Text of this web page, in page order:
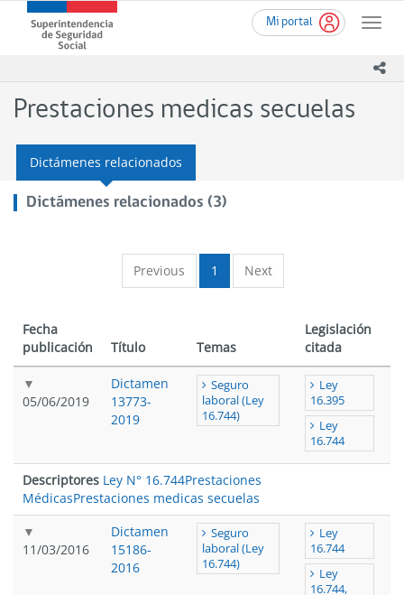
contenido
Mi portal
Toggle
Superintendencia
de
(SUSESO)
-
de
Chile
Prestaciones medicas secuelas
Dictámenes relacionados
Dictámenes relacionados (3)
Previous 1 Next
Fecha
publicación
Título Temas
Legislación
citada
05/06/2019
Dictamen
13773-
2019
Seguro
laboral (Ley
16.744)
Ley
16.395
Ley
16.744
Descriptores Ley N° 16.744Prestaciones
MédicasPrestaciones medicas secuelas
11/03/2016
Dictamen
15186-
2016
Seguro
laboral (Ley
16.744)
Ley
16.744
Ley
16.744,